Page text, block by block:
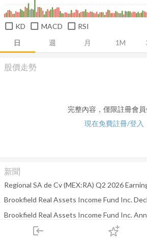
login
下單
日 週 月 1M
KD MACD RSI
股價走勢
完整內容，僅限註冊會
現在免費註冊/登入
新聞